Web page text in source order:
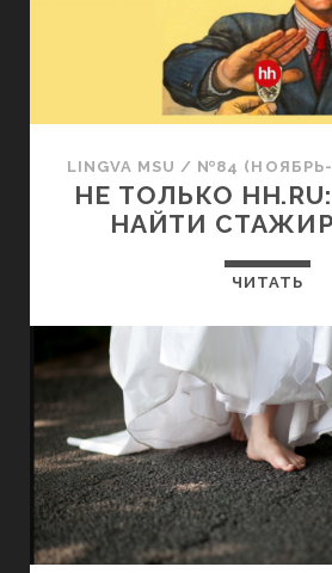
LINGVA MSU / №84 (НОЯБРЬ-
НЕ ТОЛЬКО
НАЙТИ
ЧИТАТЬ